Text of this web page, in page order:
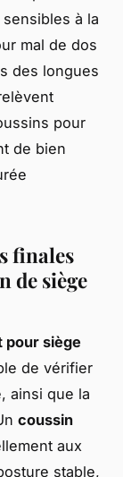
à la
mal de dos
des longues
pour
de bien
finales
de siège
pour siège
de vérifier
ainsi que la
coussin
aux
stable,